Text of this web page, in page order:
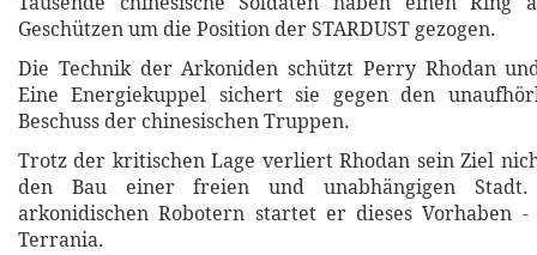
Geschützen um die Position der STARDUST gezogen.
Die Technik der Arkoniden schützt Perry Rhodan
Eine Energiekuppel sichert sie gegen den
Beschuss der chinesischen Truppen.
Trotz der kritischen Lage verliert Rhodan sein Ziel
den Bau einer freien und unabhängigen Stadt.
arkonidischen Robotern startet er dieses Vorhaben
Terrania.